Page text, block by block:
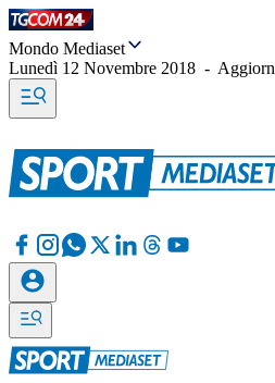
Mondo Mediaset
Lunedì 12 Novembre 2018 -